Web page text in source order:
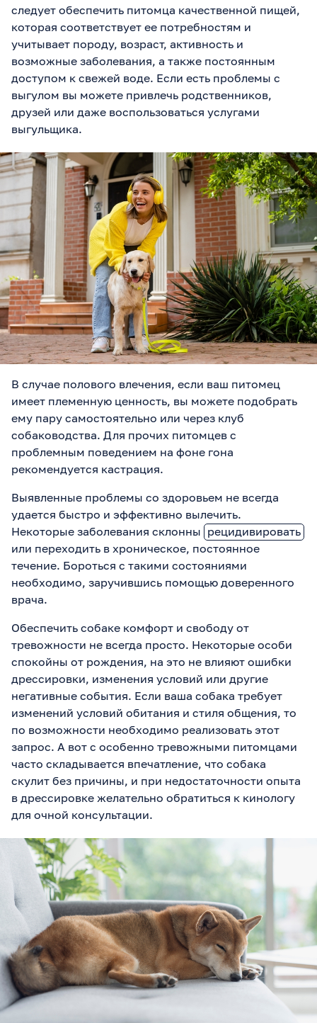
следует обеспечить питомца качественной пищей,
которая соответствует ее потребностям и
учитывает породу, возраст, активность и
возможные заболевания, а также постоянным
доступом к свежей воде. Если есть проблемы с
выгулом вы можете привлечь родственников,
друзей или даже воспользоваться услугами
выгульщика.
В случае полового влечения, если ваш питомец
имеет племенную ценность, вы можете подобрать
ему пару самостоятельно или через клуб
собаководства. Для прочих питомцев с
проблемным поведением на фоне гона
рекомендуется кастрация.
Выявленные проблемы со здоровьем не всегда
удается быстро и эффективно вылечить.
Некоторые заболевания склонны рецидивировать
или переходить в хроническое, постоянное
течение. Бороться с такими состояниями
необходимо, заручившись помощью доверенного
врача.
Обеспечить собаке комфорт и свободу от
тревожности не всегда просто. Некоторые особи
спокойны от рождения, на это не влияют ошибки
дрессировки, изменения условий или другие
негативные события. Если ваша собака требует
изменений условий обитания и стиля общения, то
по возможности необходимо реализовать этот
запрос. А вот с особенно тревожными питомцами
часто складывается впечатление, что собака
скулит без причины, и при недостаточности опыта
в дрессировке желательно обратиться к кинологу
для очной консультации.